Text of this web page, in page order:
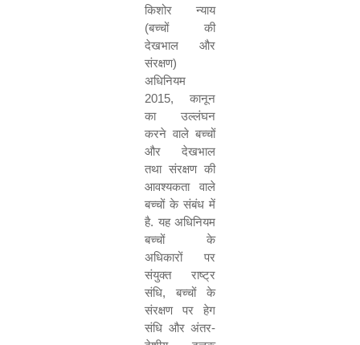
किशोर न्याय
(बच्चों की
देखभाल और
संरक्षण)
अधिनियम
2015, कानून
का उल्लंघन
करने वाले बच्चों
और देखभाल
तथा संरक्षण की
आवश्यकता वाले
बच्चों के संबंध में
है. यह अधिनियम
बच्चों के
अधिकारों पर
संयुक्त राष्ट्र
संधि, बच्चों के
संरक्षण पर हेग
संधि और अंतर-